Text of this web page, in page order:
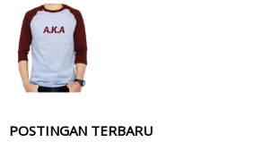
POSTINGAN TERBARU